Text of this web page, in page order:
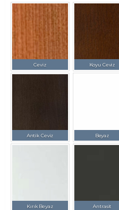
Ceviz Koyu Ceviz
Antik Ceviz Beyaz
Kırık Beyaz Antrasit